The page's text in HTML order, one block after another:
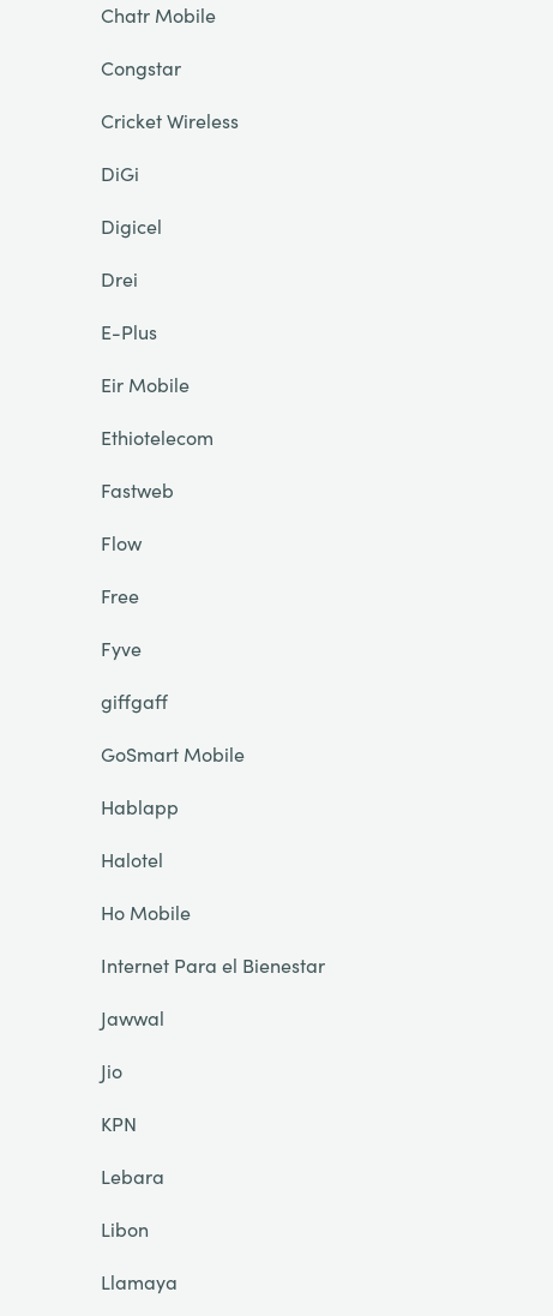
Chatr Mobile
Congstar
Cricket Wireless
DiGi
Digicel
Drei
E-Plus
Eir Mobile
Ethiotelecom
Fastweb
Flow
Free
Fyve
giffgaff
GoSmart Mobile
Hablapp
Halotel
Ho Mobile
Internet Para el Bienestar
Jawwal
Jio
KPN
Lebara
Libon
Llamaya